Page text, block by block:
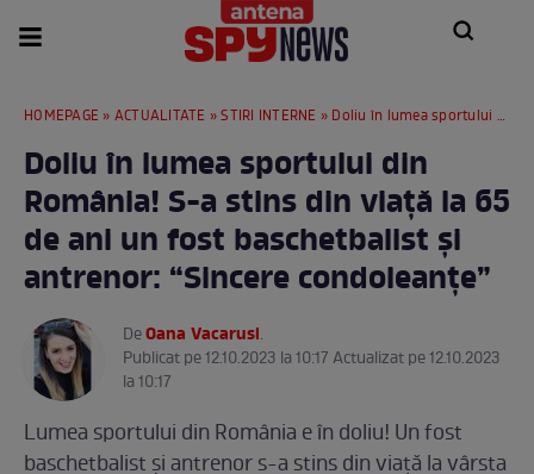
HOMEPAGE » ACTUALITATE »STIRI INTERNE » Doliu în lumea sportului din România! S-a stins din viață la 65 de ani un fost baschetbalist și antrenor: “Sincere condoleanțe”
Doliu în lumea sportului din
România! S-a stins din viață la 65
de ani un fost baschetbalist și
antrenor: “Sincere condoleanțe”
DeOana Vacarusi.
Publicat pe 12.10.2023 la 10:17 Actualizat pe 12.10.2023
la 10:17
Lumea sportului din România e în doliu! Un fost
baschetbalist și antrenor s-a stins din viață la vârsta